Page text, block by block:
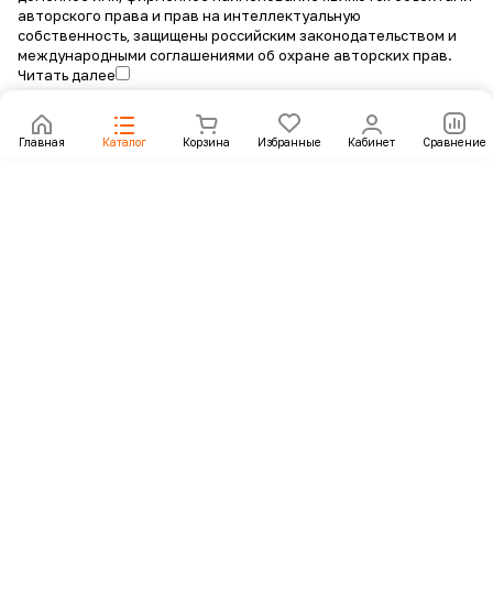
Главная Каталог Корзина Избранные Кабинет Сравнение
авторского права и прав на интеллектуальную
собственность, защищены российским законодательством и
международными соглашениями об охране авторских прав.
Читать далее